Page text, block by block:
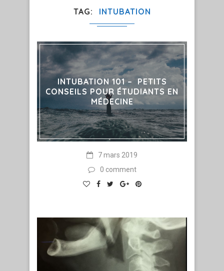
TAG INTUBATION
INTUBATION 101 – PETITS
CONSEILS POUR ÉTUDIANTS EN
MÉDECINE
7 mars 2019
0 comment